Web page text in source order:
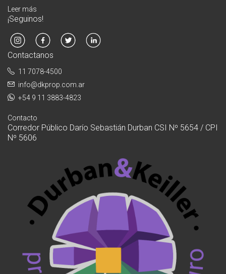
Leer más
¡Seguinos!
Contactanos
11 7078-4500
info@dkprop.com.ar
+54 9 11 3883-4823
Contacto
Corredor Público Darío Sebastián Durban CSI Nº 5654 / CPI
Nº 5606